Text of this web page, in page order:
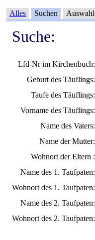
Alles Suchen Auswahl
Suche:
Lfd-Nr im Kirchenbuch:
Geburt des Täuflings:
Taufe des Täuflings:
Vorname des Täuflings:
Name des Vaters:
Name der Mutter:
Wohnort der Eltern :
Name des 1. Taufpaten:
Wohnort des 1. Taufpaten:
Name des 2. Taufpaten:
Wohnort des 2. Taufpaten: